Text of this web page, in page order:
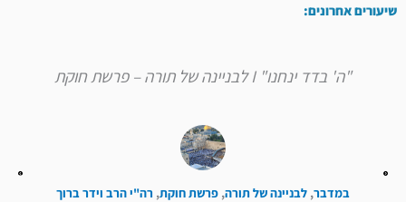
שיעורים אחרונים:
"ה' בדד ינחנו" I לבניינה של תורה – פרשת חוקת
במדבר, לבניינה של תורה, פרשת חוקת, רה"י הרב וידר ברוך